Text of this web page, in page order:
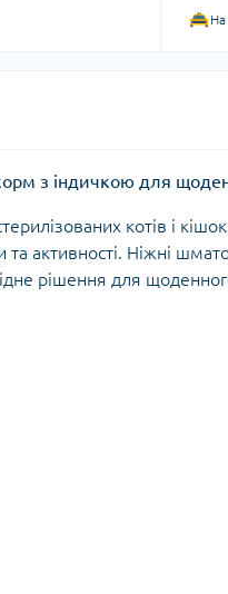
На
з індичкою для
котів і
активності. Ніжні
рішення для